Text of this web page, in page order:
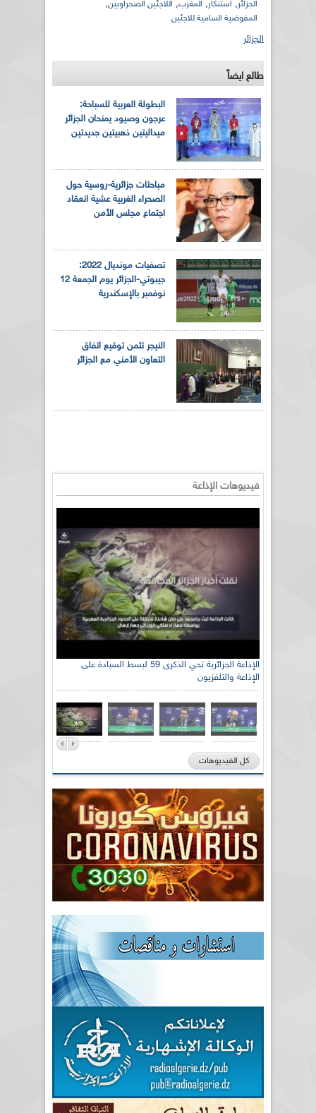
الجزائر, استنكار, المغرب, اللاجئين الصحراويين,
المفوضية السامية للاجئين
الجزائر
طالع ايضاً
البطولة العربية للسباحة:
عرجون وصيود يمنحان الجزائر
ميداليتين ذهبيتين جديدتين
مباحثات جزائرية-روسية حول
الصحراء الغربية عشية انعقاد
اجتماع مجلس الأمن
تصفيات مونديال 2022:
جيبوتي-الجزائر يوم الجمعة 12
نوفمبر بالإسكندرية
النيجر تثمن توقيع اتفاق
التعاون الأمني مع الجزائر
فيديوهات الإذاعة
الإذاعة الجزائرية تحي الذكرى 59 لبسط السيادة على
الإذاعة والتلفزيون
كل الفيديوهات